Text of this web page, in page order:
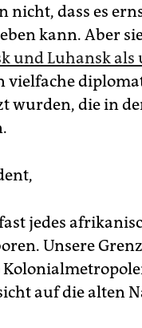
nicht, dass es
kann. Aber
und Luhansk als
vielfache
wurden, die in
jedes
Unsere
auf die alten